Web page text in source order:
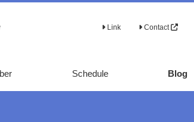
Link Contact
Schedule Blog